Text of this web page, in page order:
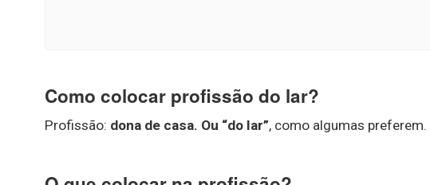
Como colocar profissão do lar?
Profissão: dona de casa. Ou “do lar”, como algumas preferem.